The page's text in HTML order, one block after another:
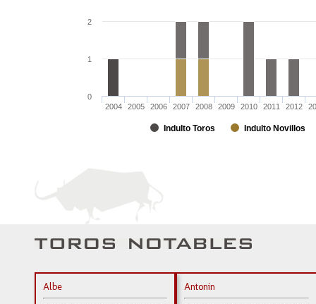
Indulto Toros Indulto Novillos
2004 2005 2006 2007 2008 2009 2010 2011 2012
0
1
2
Albe Antonin